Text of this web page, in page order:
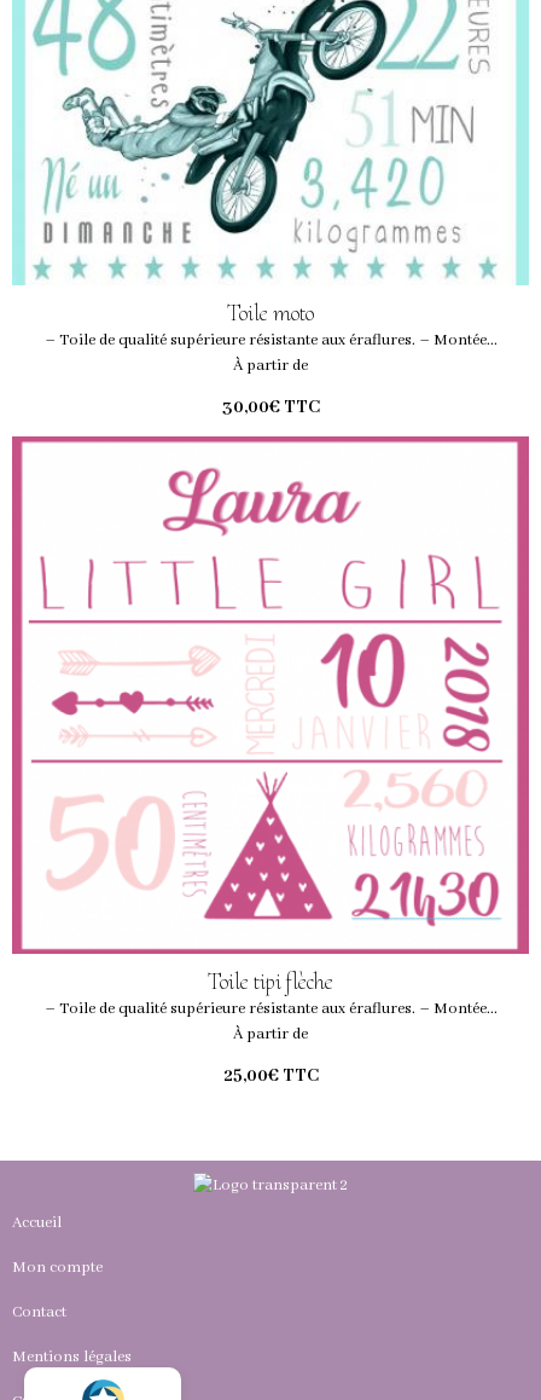
Toile moto
– Toile de qualité supérieure résistante aux éraflures. – Montée...
À partir de
30,00€ TTC
Toile tipi flèche
– Toile de qualité supérieure résistante aux éraflures. – Montée...
À partir de
25,00€ TTC
Accueil
Mon compte
Contact
Mentions légales